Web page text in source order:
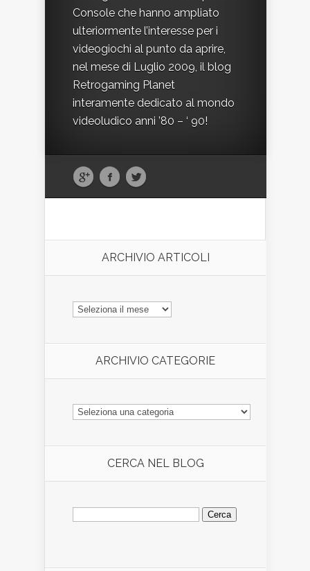
Console che hanno ampliato
ulteriormente l’interesse per i
videogiochi al punto da aprire,
nel mese di Luglio 2009, il blog
Retrogaming Planet
interamente dedicato al mondo
videoludico anni ’80 – ‘ 90!
ARCHIVIO ARTICOLI
ARCHIVIO
ARTICOLI
ARCHIVIO CATEGORIE
ARCHIVIO
CATEGORIE
CERCA NEL BLOG
Ricerca
per: